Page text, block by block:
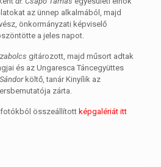
az ünnep alkalmából, majd
önkormányzati képviselő
a jeles napot.
gitározott, majd műsort adtak
és az Ungaresca Táncegyüttes
költő, tanár Kinyílik az
zárta.
fotókból összeállított képgalériát itt